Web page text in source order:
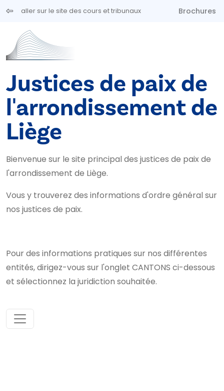
Aller au contenu principal
aller sur le site des cours et tribunaux Brochures
Justices de paix de
l'arrondissement de
Liège
Bienvenue sur le site principal des justices de paix de
l'arrondissement de Liège.
Vous y trouverez des informations d'ordre général sur
nos justices de paix.
Pour des informations pratiques sur nos différentes
entités, dirigez-vous sur l'onglet CANTONS ci-dessous
et sélectionnez la juridiction souhaitée.